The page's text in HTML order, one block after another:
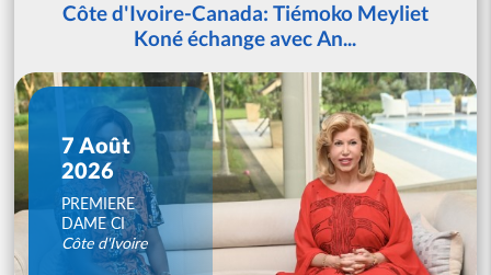
Côte d'Ivoire-Canada: Tiémoko Meyliet
Koné échange avec An...
7 Août
2026
PREMIERE
DAME CI
Côte d'Ivoire